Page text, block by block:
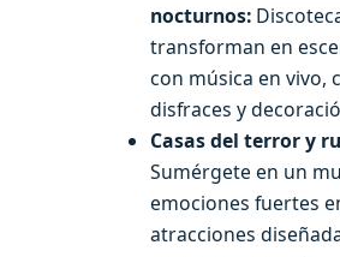
nocturnos:
transforman en
con música en vivo,
disfraces y
Casas del terror y
Sumérgete en un
emociones fuertes
atracciones